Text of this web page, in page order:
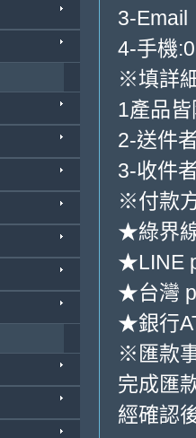
3-Email
4-手機
※填詳
1產品
2-送件
3-收件
※付款
★綠界
★LINE
★台灣
★銀行
※匯款
完成匯
經確認